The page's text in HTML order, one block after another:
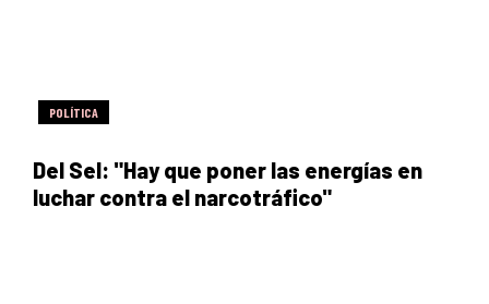
POLÍTICA
Del Sel: "Hay que poner las energías en
luchar contra el narcotráfico"